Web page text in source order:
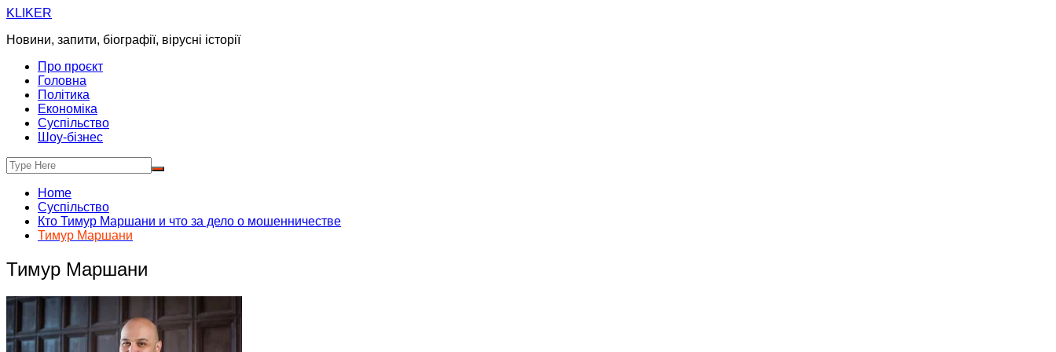
Skip
content
KLIKER
Новини, запити, біографії, вірусні історії
Про проєкт
Головна
Політика
Економіка
Суспільство
Шоу-бізнес
Home
Суспільство
Кто Тимур Маршани и что за дело о мошенничестве
Тимур Маршани
Тимур Маршани